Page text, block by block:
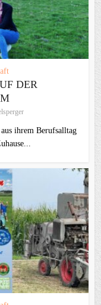
DER
ihrem Berufsalltag